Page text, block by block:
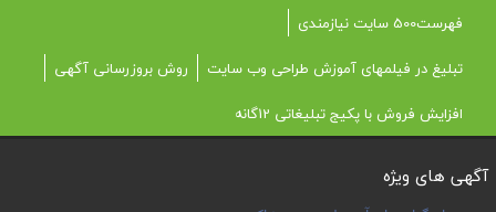
فهرست500 سایت نیازمندی
تبلیغ در فیلمهای آموزش طراحی وب سایت
روش بروزرسانی آگهی
افزایش فروش با پکیج تبلیغاتی 12گانه
آگهی های ویژه